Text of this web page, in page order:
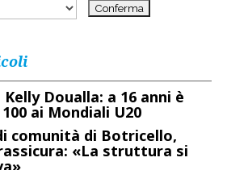
Doualla: a 16 anni è
ai Mondiali U20
comunità di Botricello,
«La struttura si